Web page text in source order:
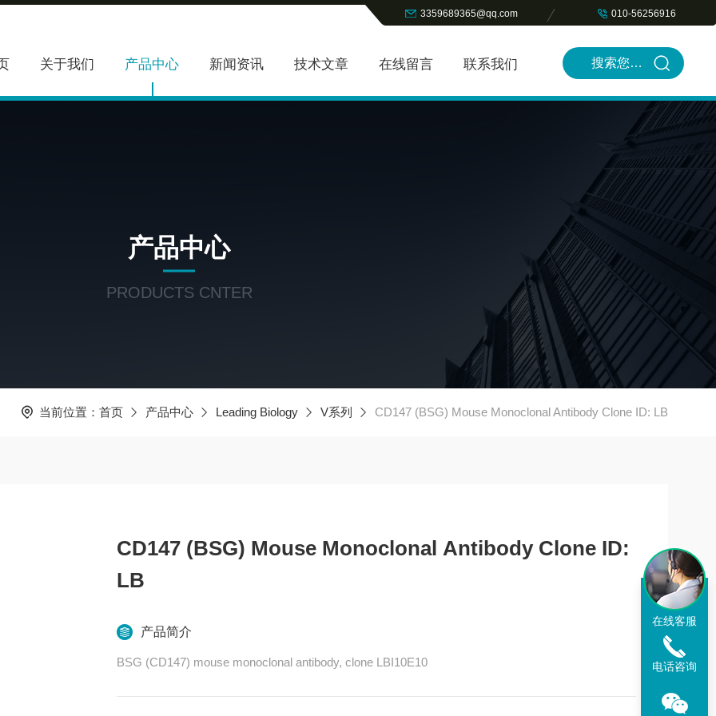
3359689365@qq.com 010-56256916
关于我们 产品中心 新闻资讯 技术文章 在线留言 联系我们
产品中心
PRODUCTS CNTER
当前位置： 首页 产品中心 Leading Biology V系列 CD147 (BSG) Mouse Monoclonal Antibody Clone ID: LB
CD147 (BSG) Mouse Monoclonal Antibody Clone ID:
LB
产品简介
BSG (CD147) mouse monoclonal antibody, clone LBI10E10
在线客服
电话咨询